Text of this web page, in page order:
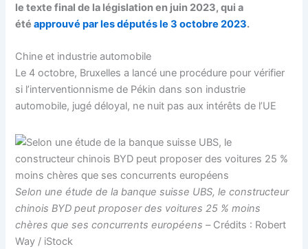
le texte final de la législation en juin 2023, qui a
étéapprouvé par les députés le 3 octobre 2023.
Chine et industrie automobile
Le 4 octobre, Bruxelles a lancé une procédure pour vérifier
si l’interventionnisme de Pékin dans son industrie
automobile, jugé déloyal, ne nuit pas aux intérêts de l’UE
Selon une étude de la banque suisse UBS, le constructeur
chinois BYD peut proposer des voitures 25 % moins
chères que ses concurrents européens –Crédits : Robert
Way / iStock